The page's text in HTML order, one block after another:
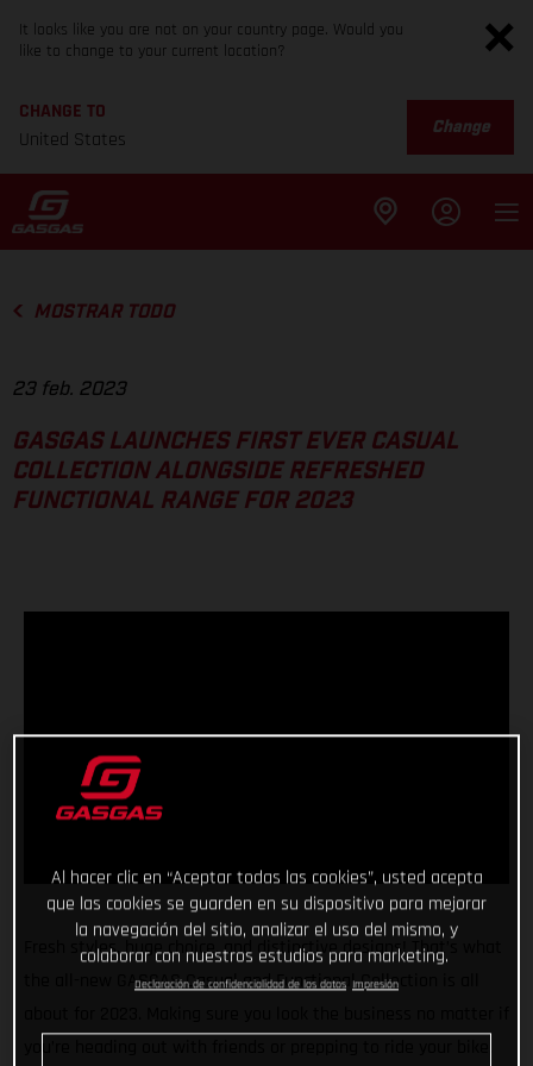
It looks like you are not on your country page. Would you
like to change to your current location?
CHANGE TO
United States
Change
MOSTRAR TODO
23 feb. 2023
GASGAS LAUNCHES FIRST EVER CASUAL
COLLECTION ALONGSIDE REFRESHED
FUNCTIONAL RANGE FOR 2023
Fresh styles, huge choice, and distinctive designs! That’s what
the all-new GASGAS Casual and Functional Collection is all
Al hacer clic en “Aceptar todas las cookies”, usted acepta
que las cookies se guarden en su dispositivo para mejorar
la navegación del sitio, analizar el uso del mismo, y
colaborar con nuestros estudios para marketing.
Declaración de confidencialidad de los datos Impresión